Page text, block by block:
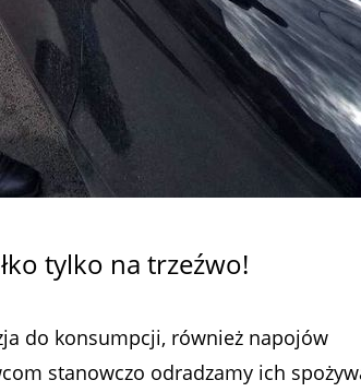
tylko na trzeźwo!
do konsumpcji, również napojów
stanowczo odradzamy ich